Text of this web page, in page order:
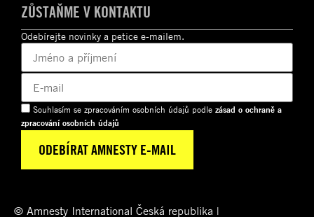
ZŮSTAŇME V KONTAKTU
Odebírejte novinky a petice e-mailem.
Souhlasím se zpracováním osobních údajů podle zásad o ochraně a
zpracování osobních údajů
© Amnesty International Česká republika |